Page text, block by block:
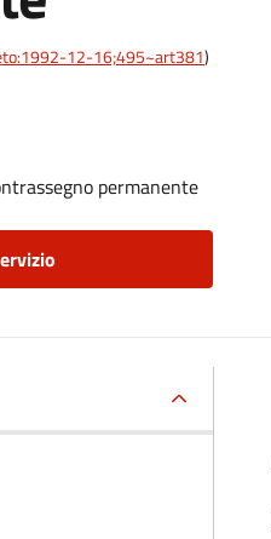
12-16;495~art381)
permanente